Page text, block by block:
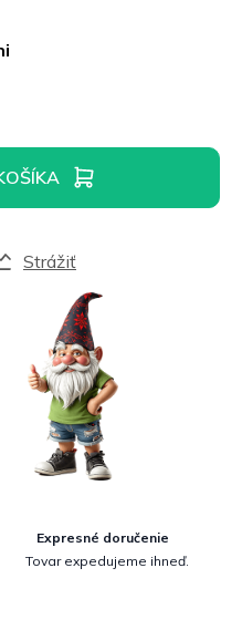
Strážiť
Expresné doručenie
Tovar expedujeme ihneď.